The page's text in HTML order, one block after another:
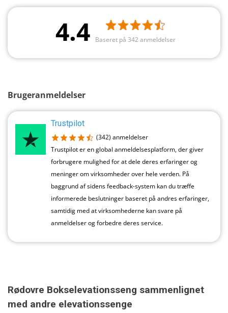
4.4 Baseret på 342 anmeldelser
Brugeranmeldelser
Trustpilot
(342) anmeldelser
Trustpilot er en global anmeldelsesplatform, der giver
forbrugere mulighed for at dele deres erfaringer og
meninger om virksomheder over hele verden. På
baggrund af sidens feedback-system kan du træffe
informerede beslutninger baseret på andres erfaringer,
samtidig med at virksomhederne kan svare på
anmeldelser og forbedre deres service.
Rødovre Bokselevationsseng sammenlignet
med andre elevationssenge